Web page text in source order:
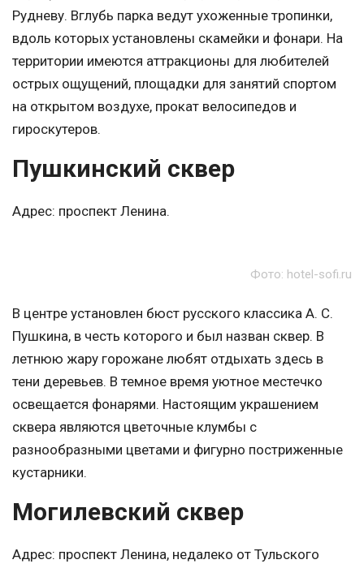
Рудневу. Вглубь парка ведут ухоженные тропинки,
вдоль которых установлены скамейки и фонари. На
территории имеются аттракционы для любителей
острых ощущений, площадки для занятий спортом
на открытом воздухе, прокат велосипедов и
гироскутеров.
Пушкинский сквер
Адрес: проспект Ленина.
Фото: hotel-sofi.ru
В центре установлен бюст русского классика А. С.
Пушкина, в честь которого и был назван сквер. В
летнюю жару горожане любят отдыхать здесь в
тени деревьев. В темное время уютное местечко
освещается фонарями. Настоящим украшением
сквера являются цветочные клумбы с
разнообразными цветами и фигурно постриженные
кустарники.
Могилевский сквер
Адрес: проспект Ленина, недалеко от Тульского